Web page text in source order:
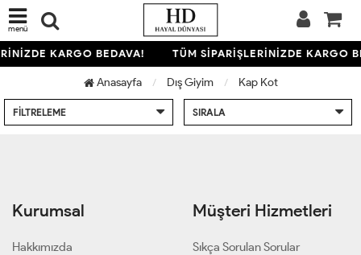
menü
KARGO BEDAVA! TÜM SİPARİŞLERİNİZDE KARGO
Anasayfa Dış Giyim Kap Kot
FILTRELEME SIRALA
Kurumsal
Hakkımızda
Müşteri Hizmetleri
Sıkça Sorulan Sorular